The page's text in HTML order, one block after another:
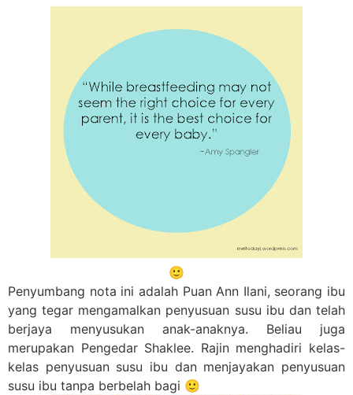
🙂
Penyumbang nota ini adalah Puan Ann Ilani, seorang ibu
yang tegar mengamalkan penyusuan susu ibu dan telah
berjaya menyusukan anak-anaknya. Beliau juga
merupakan Pengedar Shaklee. Rajin menghadiri kelas-
kelas penyusuan susu ibu dan menjayakan penyusuan
susu ibu tanpa berbelah bagi 🙂